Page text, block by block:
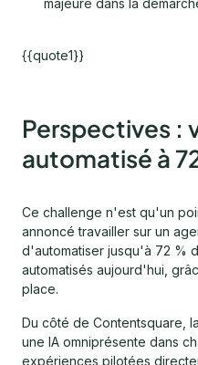
{{quote1}}
Perspectives :
automatisé à
Ce challenge n'est qu'un
annoncé travailler sur un
d'automatiser jusqu'à 72 %
automatisés aujourd'hui,
place.
Du côté de Contentsquare,
une IA omniprésente dans
expériences pilotées